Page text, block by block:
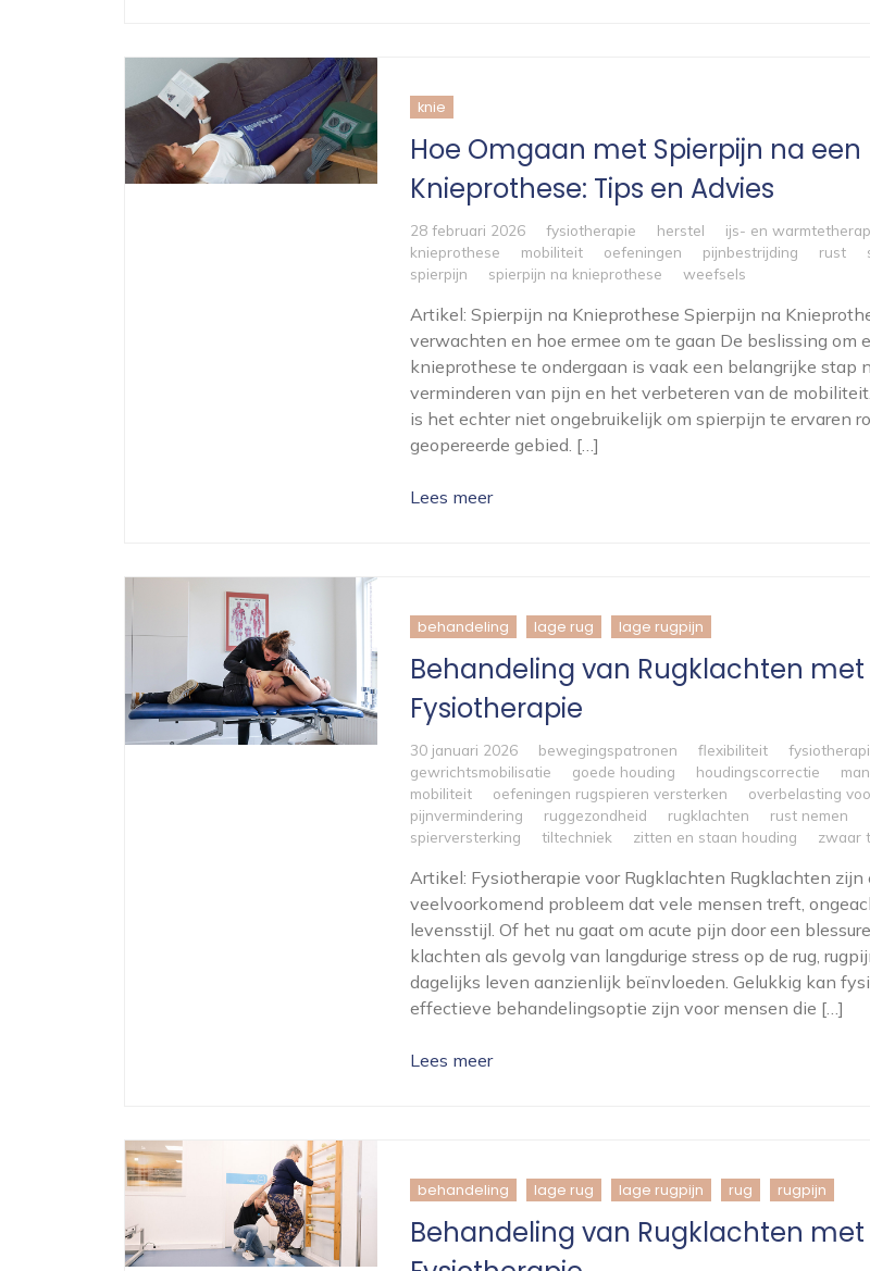
knie
Hoe Omgaan met Spierpijn na een
Knieprothese: Tips en Advies
28 februari 2026 fysiotherapie herstel
ijs- en
knieprothese
mobiliteit oefeningen pijnbestrijding rust
spierpijn
spierpijn na knieprothese weefsels
Artikel: Spierpijn na Knieprothese Spierpijn na
verwachten en hoe ermee om te gaan De beslissing om
knieprothese te ondergaan is vaak een belangrijke stap
verminderen van pijn en het verbeteren van de
is het echter niet ongebruikelijk om spierpijn te ervaren
geopereerde gebied. […]
Lees meer
behandeling lage rug lage rugpijn
Behandeling van Rugklachten met
Fysiotherapie
30 januari 2026 bewegingspatronen flexibiliteit
gewrichtsmobilisatie
goede houding houdingscorrectie
mobiliteit
oefeningen rugspieren versterken
overbelasting
pijnvermindering
ruggezondheid rugklachten
rust nemen
spierversterking
tiltechniek zitten en staan houding zwaar
Artikel: Fysiotherapie voor Rugklachten Rugklachten zijn
veelvoorkomend probleem dat vele mensen treft,
levensstijl. Of het nu gaat om acute pijn door een
klachten als gevolg van langdurige stress op de rug,
dagelijks leven aanzienlijk beïnvloeden. Gelukkig kan
effectieve behandelingsoptie zijn voor mensen die […]
Lees meer
behandeling lage rug lage rugpijn rug rugpijn
Behandeling van Rugklachten met